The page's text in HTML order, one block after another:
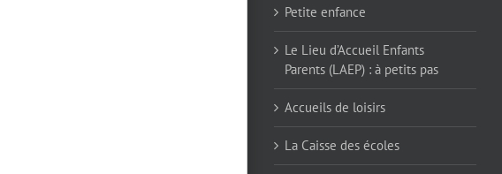
Petite enfance
Le Lieu d’Accueil Enfants
Parents (LAEP) : à petits pas
Accueils de loisirs
La Caisse des écoles